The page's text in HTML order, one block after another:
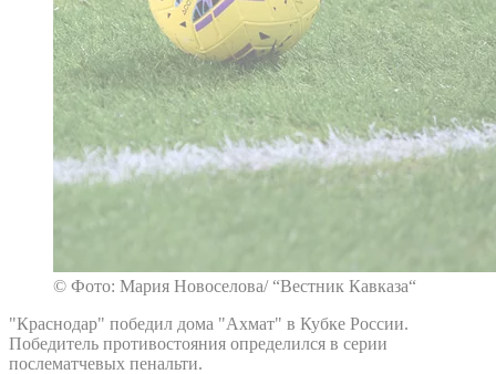
© Фото: Мария Новоселова/ “Вестник Кавказа“
"Краснодар" победил дома "Ахмат" в Кубке России.
Победитель противостояния определился в серии
послематчевых пенальти.